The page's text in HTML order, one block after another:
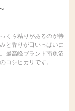
くら粘りがあるのが特
と香りが口いっぱいに
最高峰ブランド南魚沼
コシヒカリです。